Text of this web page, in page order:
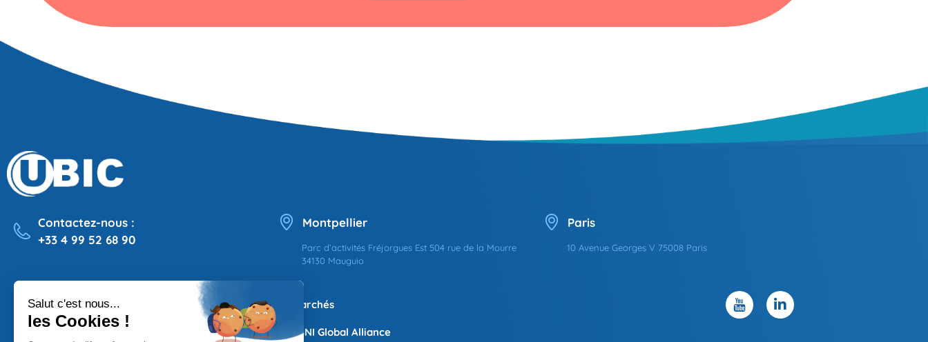
Contactez-nous :
+33 4 99 52 68 90
Montpellier
Parc d’activités Fréjorgues Est 504 rue de la Mourre
34130 Mauguio
Paris
10 Avenue Georges V 75008 Paris
Qui sommes-nous Marchés
PSNI Global Alliance